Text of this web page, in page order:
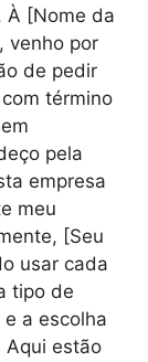
À [Nome da
venho por
de pedir
término
pela
empresa
meu
[Seu
usar cada
tipo de
a escolha
Aqui estão